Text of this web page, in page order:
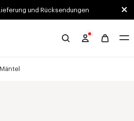
und Rücksendungen